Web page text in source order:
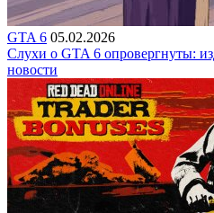
GTA 6 05.02.2026
Слухи о GTA 6 опровергнуты:
новости